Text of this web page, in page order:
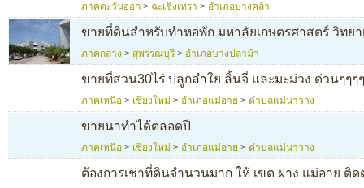
ภาคตะวันออก > ฉะเชิงเทรา > อำเภอบางคล้า
ขายที่ดินสำหรับทำหอพัก มหาลัยเกษตรศาสตร์ วิทย
ภาคกลาง > สุพรรณบุรี > อำเภอบางปลาม้า
ขายที่สวน30ไร่ ปลูกลำใย ลิ้นจี่ และมะม่วง ด่วนๆๆๆ
ภาคเหนือ > เชียงใหม่ > อำเภอแม่อาย > ตำบลแม่นาวาง
ขายนาทำได้ตลอดปี
ภาคเหนือ > เชียงใหม่ > อำเภอแม่อาย > ตำบลแม่นาวาง
ต้องการเช่าที่ดินจำนวนมาก ให้ เขต ฝาง แม่อาย ติด